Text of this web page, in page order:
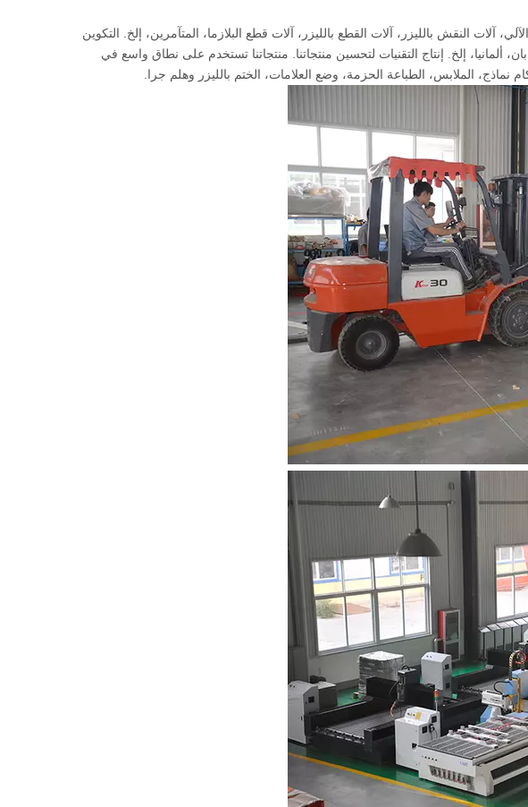
النقش بالليزر، آلات القطع بالليزر، آلات قطع البلازما، المتآمرين، إلخ. التكوين
ألمانيا، إلخ. إنتاج التقنيات لتحسين منتجاتنا. منتجاتنا تستخدم على نطاق واسع في
كام نماذج، الملابس، الطباعة الحزمة، وضع العلامات، الختم بالليزر وهلم جرا.